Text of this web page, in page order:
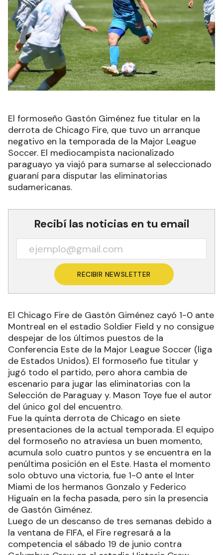
El formoseño Gastón Giménez fue titular en la
derrota de Chicago Fire, que tuvo un arranque
negativo en la temporada de la Major League
Soccer. El mediocampista nacionalizado
paraguayo ya viajó para sumarse al seleccionado
guaraní para disputar las eliminatorias
sudamericanas.
Recibí las noticias en tu email
RECIBIR NEWSLETTER
El Chicago Fire de Gastón Giménez cayó 1-0 ante
Montreal en el estadio Soldier Field y no consigue
despejar de los últimos puestos de la
Conferencia Este de la Major League Soccer (liga
de Estados Unidos). El formoseño fue titular y
jugó todo el partido, pero ahora cambia de
escenario para jugar las eliminatorias con la
Selección de Paraguay y. Mason Toye fue el autor
del único gol del encuentro.
Fue la quinta derrota de Chicago en siete
presentaciones de la actual temporada. El equipo
del formoseño no atraviesa un buen momento,
acumula solo cuatro puntos y se encuentra en la
penúltima posición en el Este. Hasta el momento
solo obtuvo una victoria, fue 1-0 ante el Inter
Miami de los hermanos Gonzalo y Federico
Higuaín en la fecha pasada, pero sin la presencia
de Gastón Giménez.
Luego de un descanso de tres semanas debido a
la ventana de FIFA, el Fire regresará a la
competencia el sábado 19 de junio contra